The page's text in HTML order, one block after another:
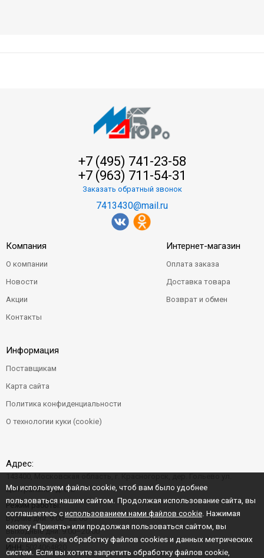
+7 (495) 741-23-58
+7 (963) 711-54-31
Заказать обратный звонок
7413430@mail.ru
Компания
О компании
Новости
Акции
Контакты
Интернет-магазин
Оплата заказа
Доставка товара
Возврат и обмен
Информация
Поставщикам
Карта сайта
Политика конфиденциальности
О технологии куки (cookie)
Адрес:
Центральная д. 6"Б"
Режим работы:
Будние дни: 9:00–22:00
Выходные дни: 9:00–20:00
ИНН:
Мы используем файлы cookie, чтоб вам было удобнее
пользоваться нашим сайтом. Продолжая использование сайта, вы
соглашаетесь с использованием нами файлов cookie . Нажимая
кнопку «Принять» или продолжая пользоваться сайтом, вы
соглашаетесь на обработку файлов cookies и данных метрических
систем. Если вы хотите запретить обработку файлов cookie,